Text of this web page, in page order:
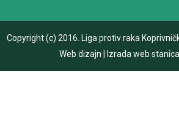
Copyright (c) 2016. Liga protiv raka
Web dizajn
Izrada web stanica